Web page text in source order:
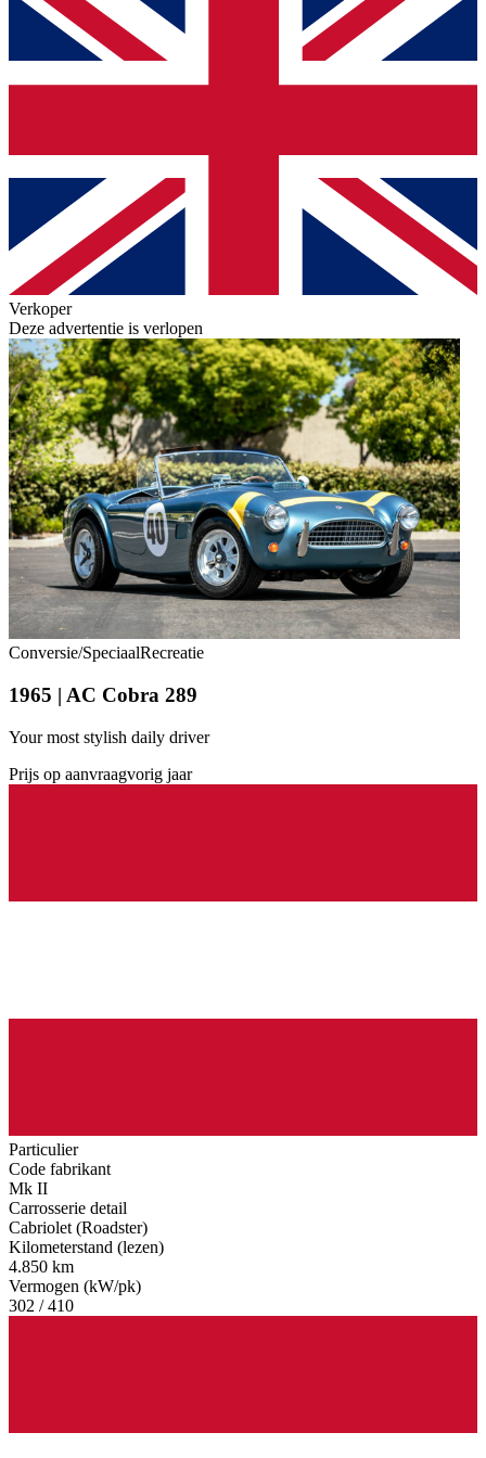
Verkoper
Deze advertentie is verlopen
Conversie/SpeciaalRecreatie
1965 | AC Cobra 289
Your most stylish daily driver
Prijs op aanvraagvorig jaar
Particulier
Code fabrikant
Mk II
Carrosserie detail
Cabriolet (Roadster)
Kilometerstand (lezen)
4.850 km
Vermogen (kW/pk)
302 / 410